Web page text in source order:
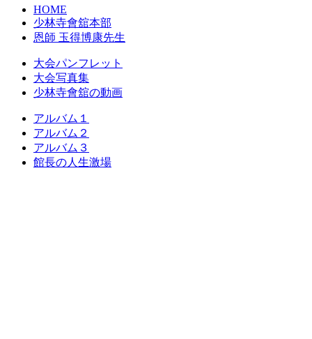
HOME
少林寺會舘本部
恩師 玉得博康先生
大会パンフレット
大会写真集
少林寺會舘の動画
アルバム１
アルバム２
アルバム３
館長の人生激場